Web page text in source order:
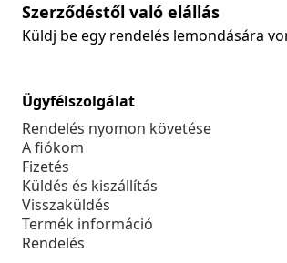
Szerződéstől való elállás
Küldj be egy rendelés lemondására
Ügyfélszolgálat
Rendelés nyomon követése
A fiókom
Fizetés
Küldés és kiszállítás
Visszaküldés
Termék információ
Rendelés